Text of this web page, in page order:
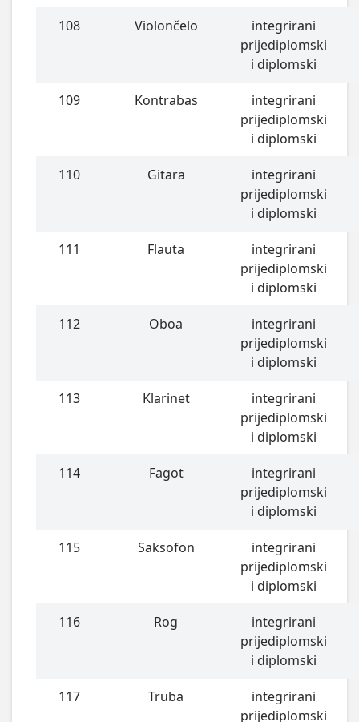
108 Violončelo
integrirani
prijediplomski
i diplomski
109 Kontrabas
integrirani
prijediplomski
i diplomski
110 Gitara
integrirani
prijediplomski
i diplomski
111 Flauta
integrirani
prijediplomski
i diplomski
112 Oboa
integrirani
prijediplomski
i diplomski
113 Klarinet
integrirani
prijediplomski
i diplomski
114 Fagot
integrirani
prijediplomski
i diplomski
115 Saksofon
integrirani
prijediplomski
i diplomski
116 Rog
integrirani
prijediplomski
i diplomski
117 Truba
integrirani
prijediplomski